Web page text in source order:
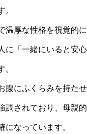
。
温厚な性格を視覚的
に「一緒にいると安
。
腹にふくらみを持た
調されており、母親
になっています。